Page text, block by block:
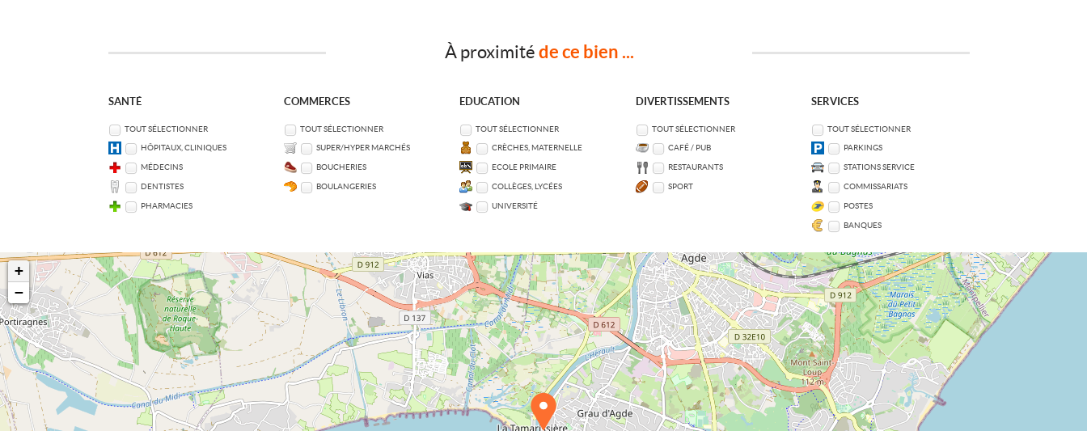
À proximité de ce bien ...
SANTÉ
TOUT SÉLECTIONNER
HÔPITAUX, CLINIQUES
MÉDECINS
DENTISTES
PHARMACIES
COMMERCES
TOUT SÉLECTIONNER
SUPER/HYPER MARCHÉS
BOUCHERIES
BOULANGERIES
EDUCATION
TOUT SÉLECTIONNER
CRÈCHES, MATERNELLE
ECOLE PRIMAIRE
COLLÈGES, LYCÉES
UNIVERSITÉ
DIVERTISSEMENTS
TOUT SÉLECTIONNER
CAFÉ / PUB
RESTAURANTS
SPORT
SERVICES
TOUT SÉLECTIONNER
PARKINGS
STATIONS SERVICE
COMMISSARIATS
POSTES
BANQUES
+
−